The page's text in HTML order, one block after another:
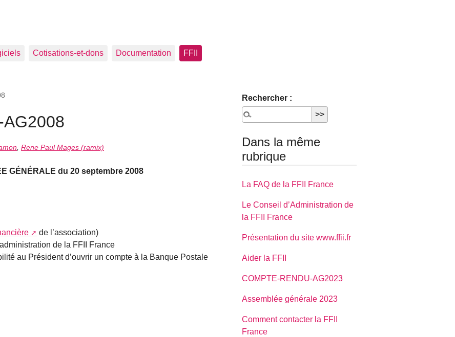
Cotisations-et-dons Documentation FFII
Rene Paul Mages (ramix)
GÉNÉRALE du 20 septembre 2008
de l’association)
de la FFII France
au Président d’ouvrir un compte à la Banque Postale
Rechercher :
Dans la même
rubrique
La FAQ de la FFII France
Le Conseil d’Administration de
la FFII France
Présentation du site www.ffii.fr
Aider la FFII
COMPTE-RENDU-AG2023
Assemblée générale 2023
Comment contacter la FFII
France